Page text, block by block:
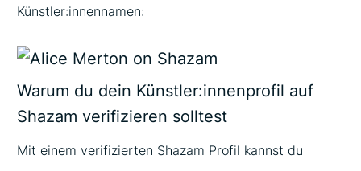
Künstler:innennamen:
Warum du dein Künstler:innenprofil auf
Shazam verifizieren solltest
Mit einem verifizierten Shazam Profil kannst du